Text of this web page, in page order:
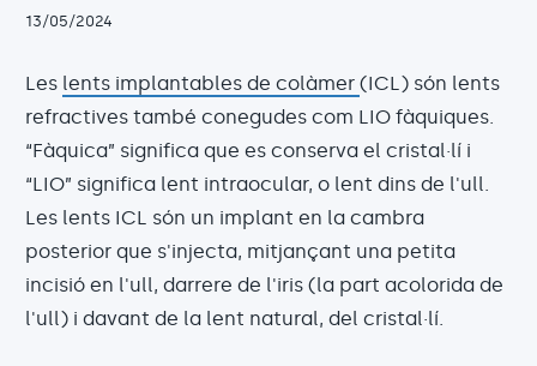
13/05/2024
Les lents implantables de colàmer (ICL) són lents
refractives també conegudes com LIO fàquiques.
“Fàquica” significa que es conserva el cristal·lí i
“LIO” significa lent intraocular, o lent dins de l'ull.
Les lents ICL són un implant en la cambra
posterior que s'injecta, mitjançant una petita
incisió en l'ull, darrere de l'iris (la part acolorida de
l'ull) i davant de la lent natural, del cristal·lí.